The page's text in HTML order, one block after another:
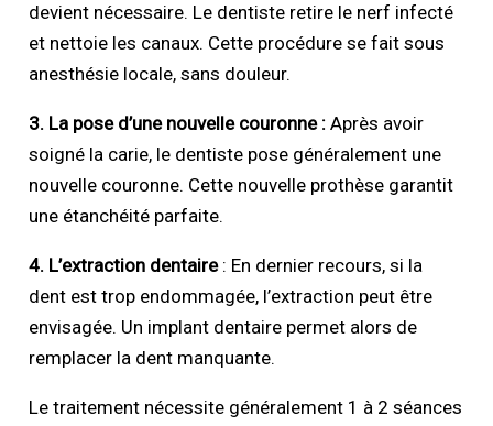
devient nécessaire. Le dentiste retire le nerf infecté
et nettoie les canaux. Cette procédure se fait sous
anesthésie locale, sans douleur.
3. La pose d’une nouvelle couronne : Après avoir
soigné la carie, le dentiste pose généralement une
nouvelle couronne. Cette nouvelle prothèse garantit
une étanchéité parfaite.
4. L’extraction dentaire: En dernier recours, si la
dent est trop endommagée, l’extraction peut être
envisagée. Un implant dentaire permet alors de
remplacer la dent manquante.
Le traitement nécessite généralement 1 à 2 séances